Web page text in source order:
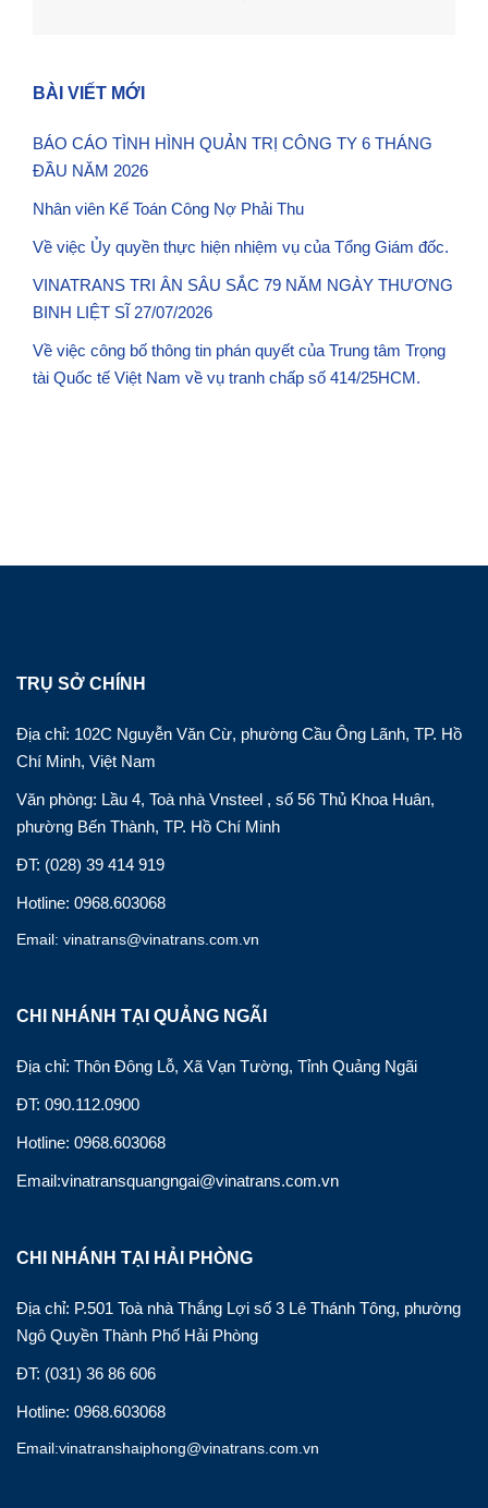
BÀI VIẾT MỚI
BÁO CÁO TÌNH HÌNH QUẢN TRỊ CÔNG TY 6 THÁNG
ĐẦU NĂM 2026
Nhân viên Kế Toán Công Nợ Phải Thu
Về việc Ủy quyền thực hiện nhiệm vụ của Tổng Giám đốc.
VINATRANS TRI ÂN SÂU SẮC 79 NĂM NGÀY THƯƠNG
BINH LIỆT SĨ 27/07/2026
Về việc công bố thông tin phán quyết của Trung tâm Trọng
tài Quốc tế Việt Nam về vụ tranh chấp số 414/25HCM.
TRỤ SỞ CHÍNH
Địa chỉ: 102C Nguyễn Văn Cừ, phường Cầu Ông Lãnh, TP. Hồ
Chí Minh, Việt Nam
Văn phòng: Lầu 4, Toà nhà Vnsteel , số 56 Thủ Khoa Huân,
phường Bến Thành, TP. Hồ Chí Minh
ĐT: (028) 39 414 919
Hotline: 0968.603068
Email: vinatrans@vinatrans.com.vn
CHI NHÁNH TẠI QUẢNG NGÃI
Địa chỉ: Thôn Đông Lỗ, Xã Vạn Tường, Tỉnh Quảng Ngãi
ĐT: 090.112.0900
Hotline: 0968.603068
Email:vinatransquangngai@vinatrans.com.vn
CHI NHÁNH TẠI HẢI PHÒNG
Địa chỉ: P.501 Toà nhà Thắng Lợi số 3 Lê Thánh Tông, phường
Ngô Quyền Thành Phố Hải Phòng
ĐT: (031) 36 86 606
Hotline: 0968.603068
Email:vinatranshaiphong@vinatrans.com.vn